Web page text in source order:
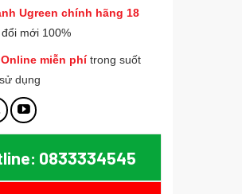
60351 CM236 số lượng
Ugreen chính hãng 18
đổi mới 100%
miễn phí trong suốt
dụng
0833334545